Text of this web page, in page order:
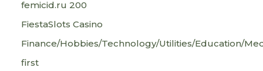
femicid.ru 200
FiestaSlots Casino
Finance/Hobbies/Technology/Utilities/Education/
first